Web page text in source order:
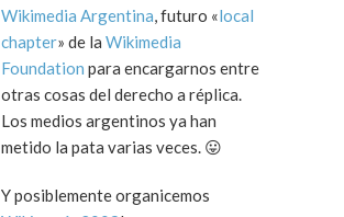
Wikimedia Argentina, futuro «local
chapter» de la Wikimedia
Foundation para encargarnos entre
otras cosas del derecho a réplica.
Los medios argentinos ya han
metido la pata varias veces. 😛
Y posiblemente organicemos